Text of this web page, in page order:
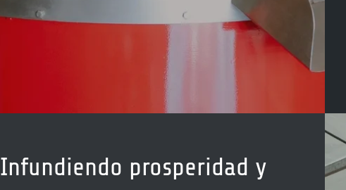
Infundiendo prosperidad y